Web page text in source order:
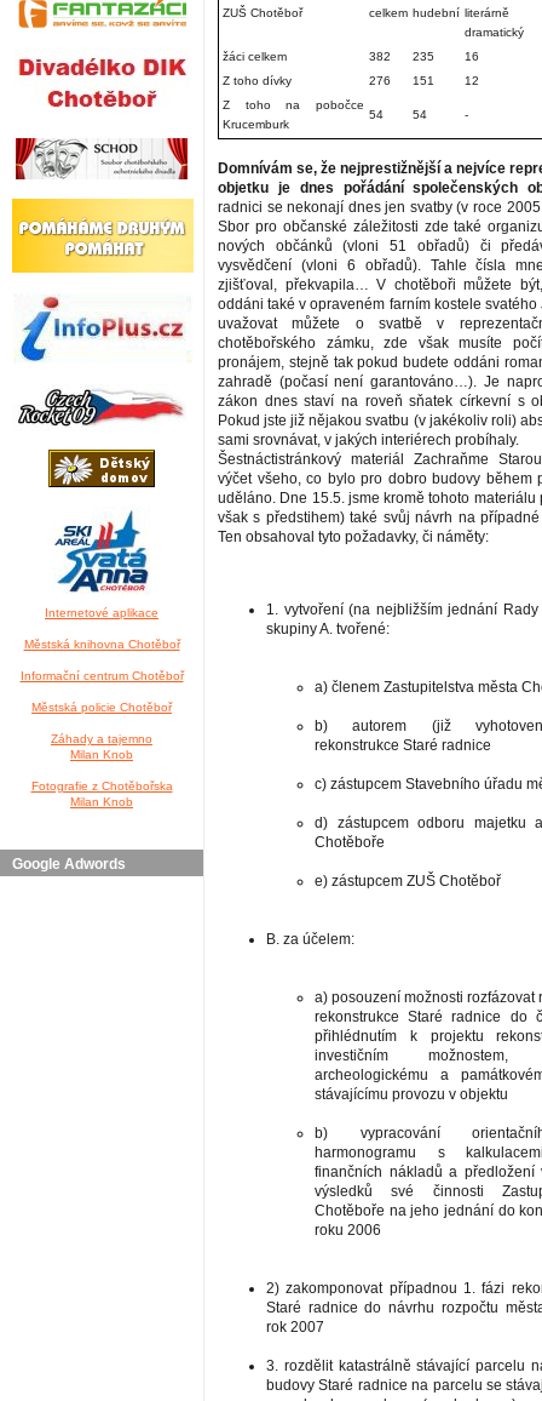
Internetové aplikace
Městská knihovna Chotěboř
Informační centrum Chotěboř
Městská policie Chotěboř
Záhady a tajemno
Milan Knob
Fotografie z Chotěbořska
Milan Knob
Google Adwords
ZUŠ Chotěboř celkem hudební literárně
dramatický
žáci celkem
382 235
16
Z toho dívky
276 151
12
Z toho na pobočce
Krucemburk
54 54 -
Domnívám se, že nejprestižnější a nejvíce
objetku je dnes pořádání společenských
radnici se nekonají dnes jen svatby (v roce
Sbor pro občanské záležitosti zde také
nových občánků (vloni 51 obřadů) či
vysvědčení (vloni 6 obřadů). Tahle čísla
zjišťoval, překvapila… V chotěboři můžete
oddáni také v opraveném farním kostele svatého
uvažovat můžete o svatbě v
chotěbořského zámku, zde však musíte
pronájem, stejně tak pokud budete oddáni
zahradě (počasí není garantováno…). Je
zákon dnes staví na roveň sňatek církevní s
Pokud jste již nějakou svatbu (v jakékoliv roli)
sami srovnávat, v jakých interiérech probíhaly.
Šestnáctistránkový materiál Zachraňme
výčet všeho, co bylo pro dobro budovy během
uděláno. Dne 15.5. jsme kromě tohoto
však s předstihem) také svůj návrh na
Ten obsahoval tyto požadavky, či náměty:
1. vytvoření (na nejbližším jednání
skupiny A. tvořené:
a) členem Zastupitelstva města
b) autorem (již
rekonstrukce Staré radnice
c) zástupcem Stavebního úřadu
d) zástupcem odboru majetku
Chotěboře
e) zástupcem ZUŠ Chotěboř
B. za účelem:
a) posouzení možnosti rozfázovat
rekonstrukce Staré radnice do
přihlédnutím k projektu
investičním možnostem,
archeologickému a
stávajícímu provozu v objektu
b) vypracování
harmonogramu s
finančních nákladů a předložení
výsledků své činnosti
Chotěboře na jeho jednání do
roku 2006
2) zakomponovat případnou 1. fázi
Staré radnice do návrhu rozpočtu
rok 2007
3. rozdělit katastrálně stávající parcelu
budovy Staré radnice na parcelu se